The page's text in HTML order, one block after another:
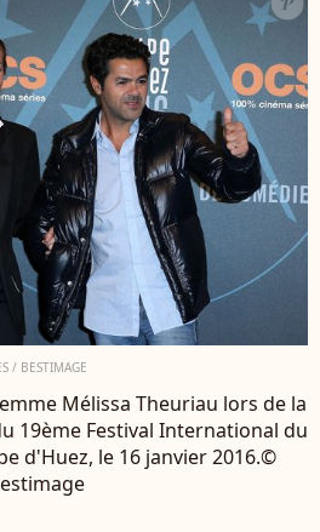
/ BESTIMAGE
Mélissa Theuriau lors de la
19ème Festival International du
d'Huez, le 16 janvier 2016.©